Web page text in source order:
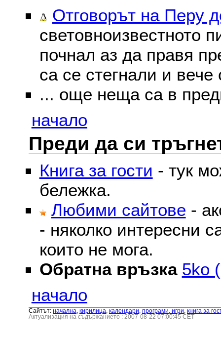
Отговорът на Перу
световноизвестното
почнал аз да правя
са се стегнали и вече
... още неща са в
начало
Преди да си
Книга за гости - тук
бележка.
Любими сайтове -
- няколко интересни
които не мога.
Обратна връзка 5ko
начало
Сайтът: началнa кирилица календари програми, игри книга за
Актуализация на съдържанието : 2007-08-22 07:00:45 CET